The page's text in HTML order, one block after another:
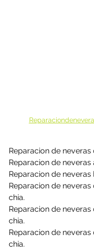
Reparacion de neveras
Reparacion de neveras
Reparacion de neveras
Reparacion de neveras
chia.
Reparacion de
chia.
Reparacion de
chia.